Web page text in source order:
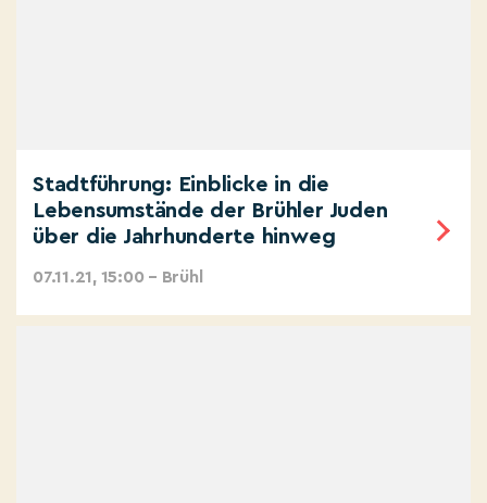
Stadtführung: Einblicke in die
Lebensumstände der Brühler Juden
über die Jahrhunderte hinweg
07.11.21, 15:00 – Brühl